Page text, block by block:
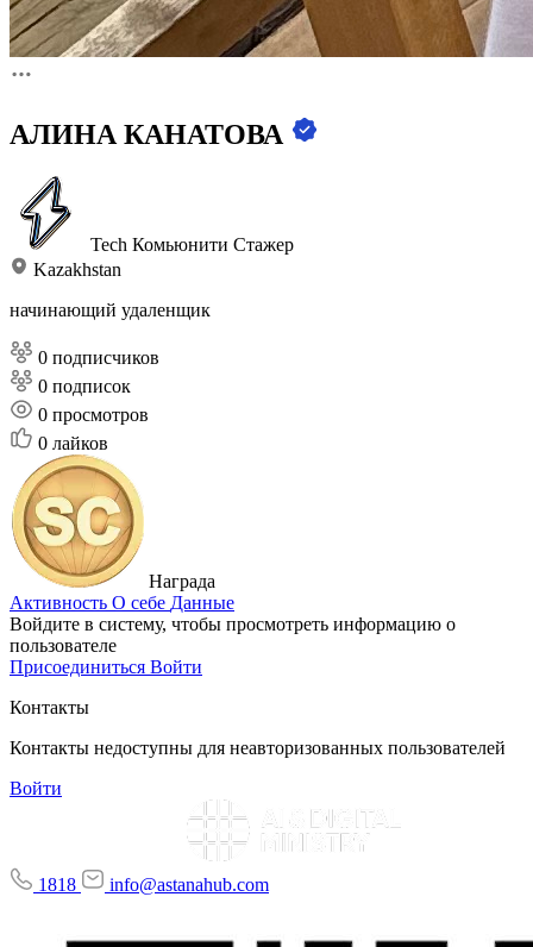
АЛИНА КАНАТОВА
Tech Комьюнити Стажер
Kazakhstan
начинающий удаленщик
0 подписчиков
0 подписок
0 просмотров
0 лайков
Награда
Активность О себе Данные
Войдите в систему, чтобы просмотреть информацию о
пользователе
Присоединиться Войти
Контакты
Контакты недоступны для неавторизованных пользователей
Войти
1818 info@astanahub.com